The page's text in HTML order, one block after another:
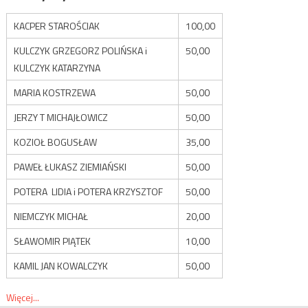
KACPER STAROŚCIAK
100,00
KULCZYK GRZEGORZ POLIŃSKA i
KULCZYK KATARZYNA
50,00
MARIA KOSTRZEWA
50,00
JERZY T MICHAJŁOWICZ
50,00
KOZIOŁ BOGUSŁAW
35,00
PAWEŁ ŁUKASZ ZIEMIAŃSKI
50,00
POTERA LIDIA i POTERA KRZYSZTOF
50,00
NIEMCZYK MICHAŁ
20,00
SŁAWOMIR PIĄTEK
10,00
KAMIL JAN KOWALCZYK
50,00
Więcej...